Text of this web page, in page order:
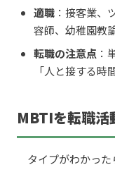
適職 ：接客業、
容師、幼稚園教
転職の注意点 ：
「人と接する
MBTIを転職活
タイプがわかった